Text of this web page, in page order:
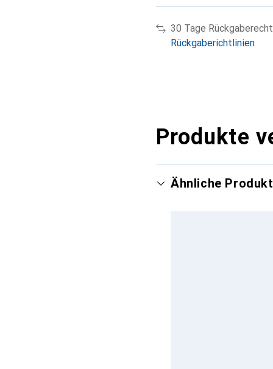
Testmagazin Einzeltest
30 Tage Rückgaberecht
Rückgaberichtlinien
Produkte
Ähnliche